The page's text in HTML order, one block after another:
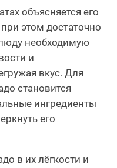
объясняется его
этом достаточно
необходимую
и
вкус. Для
становится
ингредиенты
его
в их лёгкости и